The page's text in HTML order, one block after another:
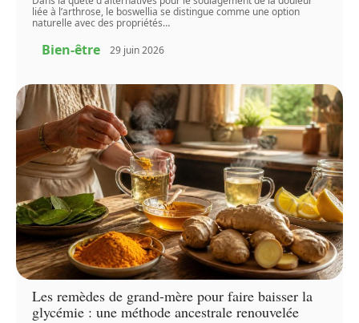
liée à l’arthrose, le boswellia se distingue comme une option
naturelle avec des propriétés…
Bien-être 29 juin 2026
Les remèdes de grand-mère pour faire baisser la
glycémie : une méthode ancestrale renouvelée